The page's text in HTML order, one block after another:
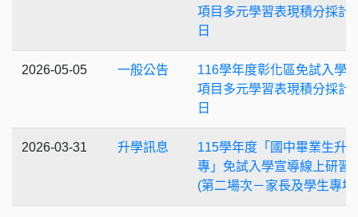
項目多元學習表現積分採計
日
2026-05-05 一般公告
116學年度彰化區免試入學
項目多元學習表現積分採計
日
2026-03-31 升學訊息
115學年度「國中畢業生升
專」免試入學宣導線上研習
(第二場次－家長及學生專場)